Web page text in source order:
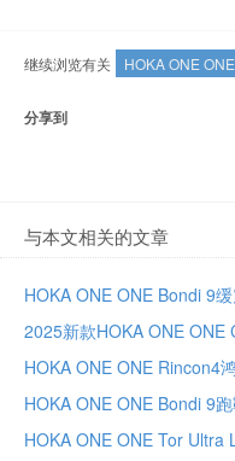
继续浏览有关 HOKA ONE ONE
分享到
与本文相关的文章